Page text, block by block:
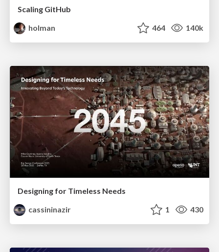
Scaling GitHub
holman
464 140k
Designing for Timeless Needs
cassininazir
1 430